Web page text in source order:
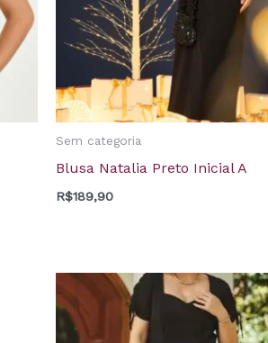
Sem categoria
Blusa Natalia Preto Inicial A
R$189,90